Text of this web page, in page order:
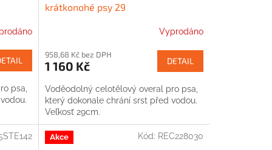
psa,
krátkonohé psy 29
Vyprodáno
958,68 Kč bez DPH
1 160 Kč DETAIL
Voděodolný celotělový overal pro psa,
který dokonale chrání srst před vodou.
Veľkosť 29cm.
Akce Kód: REC228030